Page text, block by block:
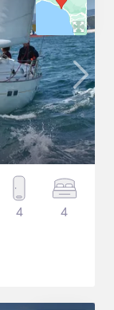
4 4